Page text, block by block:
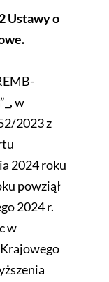
Ustawy o
w
2023 z
2024 roku
powziął
2024 r.
w